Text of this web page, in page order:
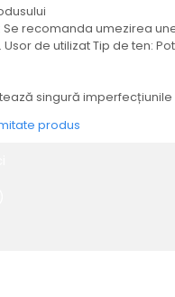
recomanda umezirea
Usor de utilizat Tip de ten:
singură
produs